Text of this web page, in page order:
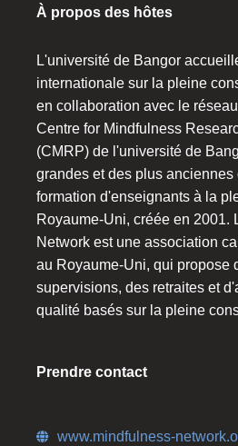
À propos des hôtes
L'université de Bangor
internationale sur la pleine
en collaboration avec le
Centre for Mindfulness
(CMRP) de l'université de
grandes et des plus
formation d'enseignants à la
Royaume-Uni, créée en 2001.
Network est une association
au Royaume-Uni, qui propose
supervisions, des retraites et
qualité basés sur la pleine
Prendre contact
www.mindfulness-